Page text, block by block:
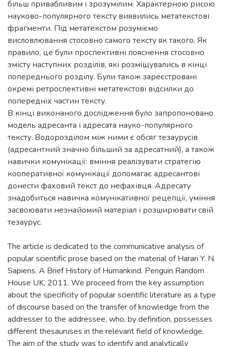
більш привабливим і зрозумілим. Характерною рисою
науково-популярного тексту виявились метатекстові
фрагменти. Під метатекстом розуміємо
висловлювання стосовно самого тексту як такого. Як
правило, це були проспективні пояснення стосовно
змісту наступних розділів, які розміщувались в кінці
попереднього розділу. Були також зареєстровані
окремі ретроспективні метатекстові відсилки до
попередніх частин тексту.
В кінці виконаного дослідження було запропоновано
модель адресанта і адресата науко-популярного
тексту. Водорозділом між ними є обсяг тезаурусів
(адресантний значно більший за адресатний), а також
навички комунікації: вміння реалізувати стратегію
кооперативної комунікації допомагає адресантові
донести фаховий текст до нефахівця. Адресату
знадобиться навичка комунікативної рецепції, уміння
засвоювати незнайомий матеріал і розширювати свій
The article is dedicated to the communicative analysis of
popular scientific prose based on the material of Harari Y. N.
Sapiens. A Brief History of Humankind. Penguin Random
House UK, 2011. We proceed from the key assumption
about the specificity of popular scientific literature as a type
of discourse based on the transfer of knowledge from the
addresser to the addressee, who, by definition, possesses
different thesauruses in the relevant field of knowledge.
The aim of the study was to identify and analytically